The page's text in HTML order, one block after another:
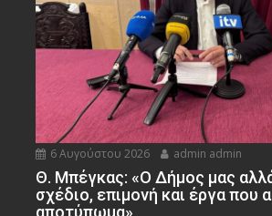
6 Αυγούστου 2026 admin admin
Θ. Μπέγκας: «Ο Δήμος μας
σχέδιο, επιμονή και έργα που
αποτύπωμα»